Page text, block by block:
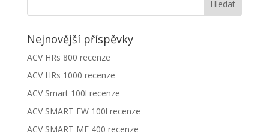
Nejnovější příspěvky
ACV HRs 800 recenze
ACV HRs 1000 recenze
ACV Smart 100l recenze
ACV SMART EW 100l recenze
ACV SMART ME 400 recenze